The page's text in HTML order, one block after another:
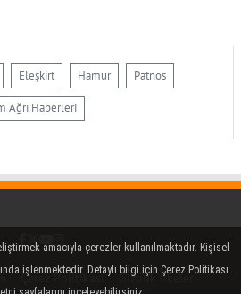
Eleşkirt Hamur Patnos
Ağrı Haberleri
Facebook
Twitter (X)
YouTube
Instagram
Çerez Politikası Gizlilik İlkeleri
amacıyla çerezler kullanılmaktadır. Kişisel
işlenmektedir. Detaylı bilgi için Çerez Politikası